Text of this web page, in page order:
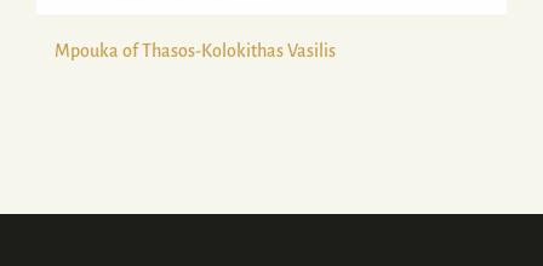
Mpouka of Thasos-Kolokithas Vasilis